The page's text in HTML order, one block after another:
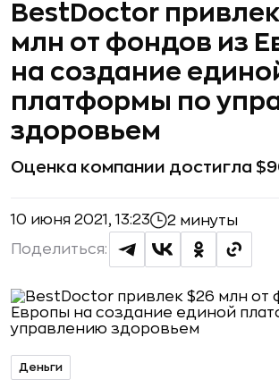
BestDoctor
млн от фондов из
на создание
платформы по
здоровьем
Оценка компании достигла
10 июня 2021, 13:23 2 минуты
Поделиться:
Деньги